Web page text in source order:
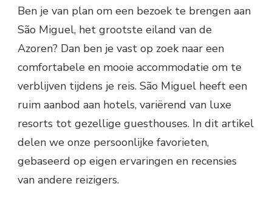
Ben je van plan om een bezoek te brengen aan
São Miguel, het grootste eiland van de
Azoren? Dan ben je vast op zoek naar een
comfortabele en mooie accommodatie om te
verblijven tijdens je reis. São Miguel heeft een
ruim aanbod aan hotels, variërend van luxe
resorts tot gezellige guesthouses. In dit artikel
delen we onze persoonlijke favorieten,
gebaseerd op eigen ervaringen en recensies
van andere reizigers.